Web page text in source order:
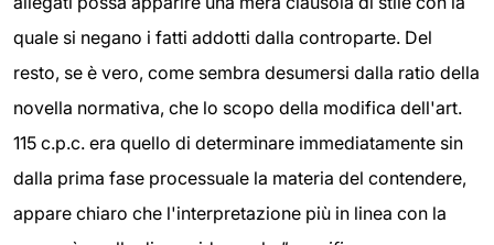
quale si negano i fatti addotti dalla controparte. Del
resto, se è vero, come sembra desumersi dalla ratio della
novella normativa, che lo scopo della modifica dell'art.
115 c.p.c. era quello di determinare immediatamente sin
dalla prima fase processuale la materia del contendere,
appare chiaro che l'interpretazione più in linea con la